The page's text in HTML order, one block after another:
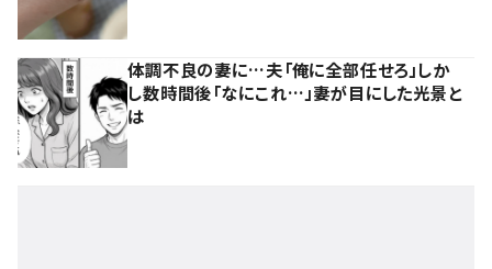
体調不良の妻に…夫「俺に全部任せろ」しか
し数時間後「なにこれ…」妻が目にした光景と
は